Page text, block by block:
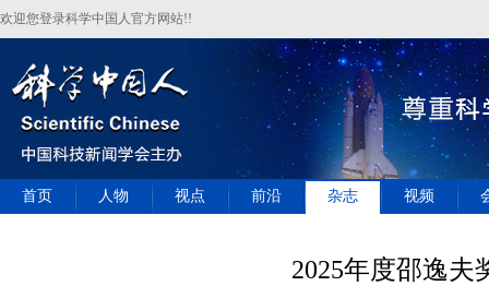
欢迎您登录科学中国人官方网站!!
首页 人物 视点 前沿 杂志 视频
2025年度邵逸夫